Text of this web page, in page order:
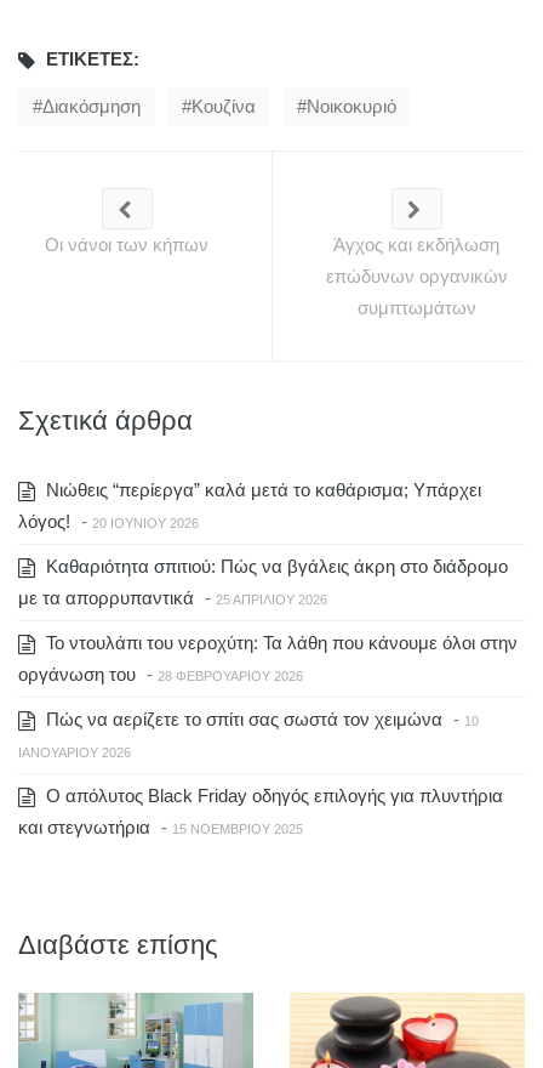
ΕΤΙΚΈΤΕΣ:
Διακόσμηση Κουζίνα Νοικοκυριό
Οι νάνοι των κήπων
Άγχος και εκδήλωση
επώδυνων οργανικών
συμπτωμάτων
Σχετικά άρθρα
Νιώθεις “περίεργα” καλά μετά το καθάρισμα; Υπάρχει
λόγος! - 20 ΙΟΥΝΊΟΥ 2026
Καθαριότητα σπιτιού: Πώς να βγάλεις άκρη στο διάδρομο
με τα απορρυπαντικά - 25 ΑΠΡΙΛΊΟΥ 2026
Το ντουλάπι του νεροχύτη: Τα λάθη που κάνουμε όλοι στην
οργάνωση του - 28 ΦΕΒΡΟΥΑΡΊΟΥ 2026
Πώς να αερίζετε το σπίτι σας σωστά τον χειμώνα - 10
ΙΑΝΟΥΑΡΊΟΥ 2026
Ο απόλυτος Black Friday οδηγός επιλογής για πλυντήρια
και στεγνωτήρια - 15 ΝΟΕΜΒΡΊΟΥ 2025
Διαβάστε επίσης